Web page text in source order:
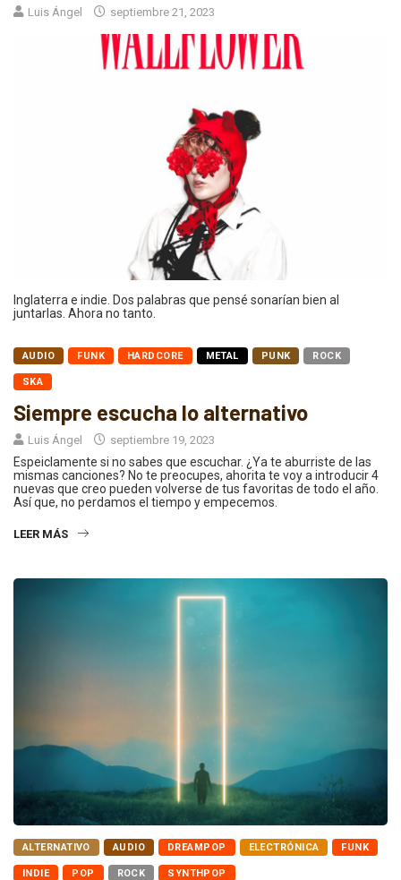
Luis Ángel septiembre 21, 2023
Inglaterra e indie. Dos palabras que pensé sonarían bien al
juntarlas. Ahora no tanto.
AUDIO FUNK HARDCORE METAL PUNK ROCK
SKA
Siempre escucha lo alternativo
Luis Ángel septiembre 19, 2023
Espeiclamente si no sabes que escuchar. ¿Ya te aburriste de las
mismas canciones? No te preocupes, ahorita te voy a introducir 4
nuevas que creo pueden volverse de tus favoritas de todo el año.
Así que, no perdamos el tiempo y empecemos.
LEER MÁS
ALTERNATIVO AUDIO DREAMPOP ELECTRÓNICA FUNK
INDIE POP ROCK SYNTHPOP